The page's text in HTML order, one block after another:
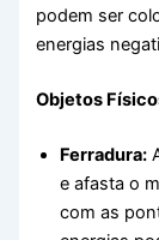
podem ser
energias
Objetos
Ferradura:
e afasta o
com as